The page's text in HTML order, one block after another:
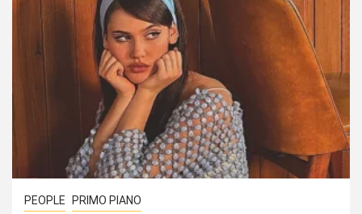
PEOPLE PRIMO PIANO